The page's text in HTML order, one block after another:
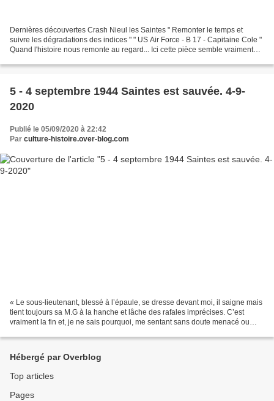
Dernières découvertes Crash Nieul les Saintes " Remonter le temps et
suivre les dégradations des indices " " US Air Force - B 17 - Capitaine Cole "
Quand l'histoire nous remonte au regard... Ici cette pièce semble vraiment
5 - 4 septembre 1944 Saintes est sauvée. 4-9-
2020
Publié le 05/09/2020 à 22:42
Par culture-histoire.over-blog.com
« Le sous-lieutenant, blessé à l’épaule, se dresse devant moi, il saigne mais
tient toujours sa M.G à la hanche et lâche des rafales imprécises. C’est
vraiment la fin et, je ne sais pourquoi, me sentant sans doute menacé ou
Hébergé par Overblog
Top articles
Pages